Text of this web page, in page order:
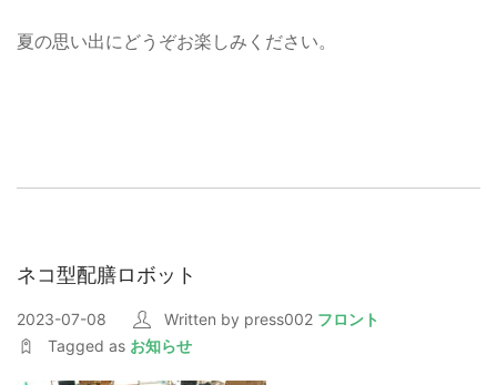
夏の思い出にどうぞお楽しみください。
ネコ型配膳ロボット
2023-07-08 Written by press002 フロント
Tagged as お知らせ